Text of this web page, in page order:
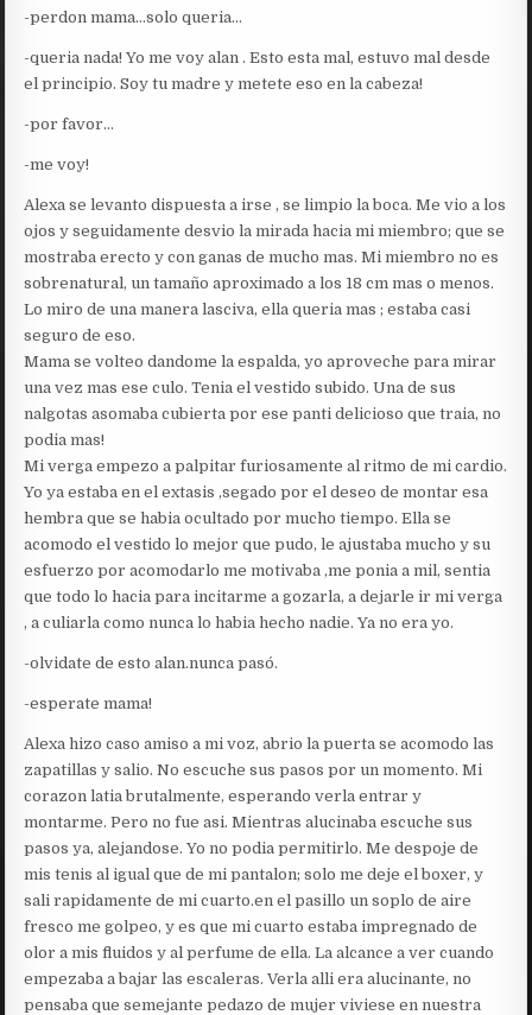
-perdon mama…solo queria…
-queria nada! Yo me voy alan . Esto esta mal, estuvo mal desde
el principio. Soy tu madre y metete eso en la cabeza!
-por favor…
-me voy!
Alexa se levanto dispuesta a irse , se limpio la boca. Me vio a los
ojos y seguidamente desvio la mirada hacia mi miembro; que se
mostraba erecto y con ganas de mucho mas. Mi miembro no es
sobrenatural, un tamaño aproximado a los 18 cm mas o menos.
Lo miro de una manera lasciva, ella queria mas ; estaba casi
seguro de eso.
Mama se volteo dandome la espalda, yo aproveche para mirar
una vez mas ese culo. Tenia el vestido subido. Una de sus
nalgotas asomaba cubierta por ese panti delicioso que traia, no
podia mas!
Mi verga empezo a palpitar furiosamente al ritmo de mi cardio.
Yo ya estaba en el extasis ,segado por el deseo de montar esa
hembra que se habia ocultado por mucho tiempo. Ella se
acomodo el vestido lo mejor que pudo, le ajustaba mucho y su
esfuerzo por acomodarlo me motivaba ,me ponia a mil, sentia
que todo lo hacia para incitarme a gozarla, a dejarle ir mi verga
, a culiarla como nunca lo habia hecho nadie. Ya no era yo.
-olvidate de esto alan.nunca pasó.
-esperate mama!
Alexa hizo caso amiso a mi voz, abrio la puerta se acomodo las
zapatillas y salio. No escuche sus pasos por un momento. Mi
corazon latia brutalmente, esperando verla entrar y
montarme. Pero no fue asi. Mientras alucinaba escuche sus
pasos ya, alejandose. Yo no podia permitirlo. Me despoje de
mis tenis al igual que de mi pantalon; solo me deje el boxer, y
sali rapidamente de mi cuarto.en el pasillo un soplo de aire
fresco me golpeo, y es que mi cuarto estaba impregnado de
olor a mis fluidos y al perfume de ella. La alcance a ver cuando
empezaba a bajar las escaleras. Verla alli era alucinante, no
pensaba que semejante pedazo de mujer viviese en nuestra